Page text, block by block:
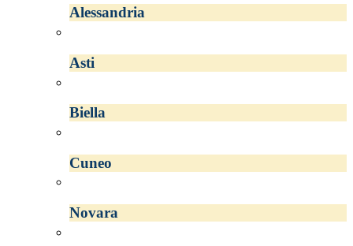
Alessandria
Asti
Biella
Cuneo
Novara